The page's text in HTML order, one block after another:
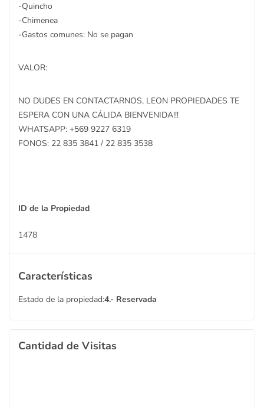
-Quincho
-Chimenea
-Gastos comunes: No se pagan
VALOR:
NO DUDES EN CONTACTARNOS, LEON PROPIEDADES TE
ESPERA CON UNA CÁLIDA BIENVENIDA!!!
WHATSAPP: +569 9227 6319
FONOS: 22 835 3841 / 22 835 3538
ID de la Propiedad
1478
Características
Estado de la propiedad:4.- Reservada
Cantidad de Visitas